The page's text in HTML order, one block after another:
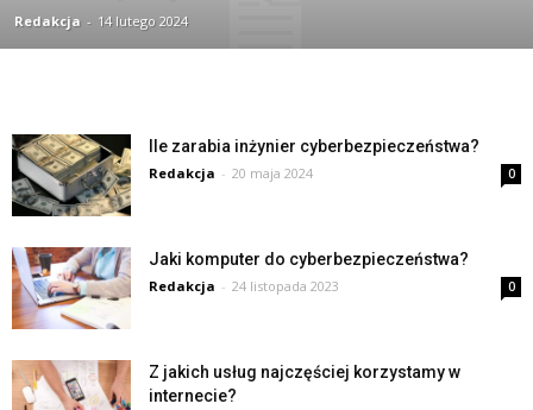
Redakcja - 14 lutego 2024
Ile zarabia inżynier cyberbezpieczeństwa?
Redakcja - 20 maja 2024 0
Jaki komputer do cyberbezpieczeństwa?
Redakcja - 24 listopada 2023 0
Z jakich usług najczęściej korzystamy w
internecie?